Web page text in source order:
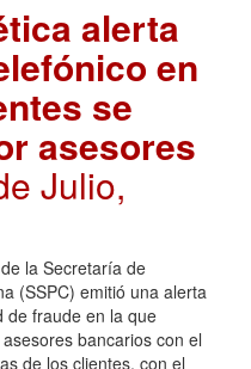
alerta
en
se
asesores
Julio,
la Secretaría de
(SSPC) emitió una alerta
de fraude en la que
bancarios con el
de los clientes, con el